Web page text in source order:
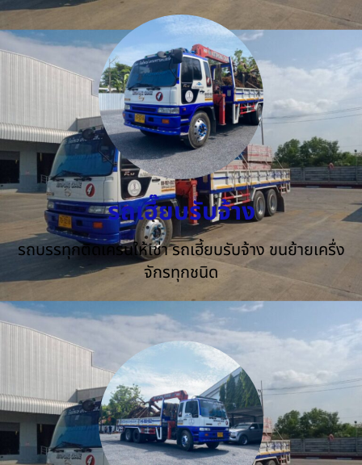
รถเฮี๊ยบรับจ้าง
รถบรรทุกติดเครนให้เช่า รถเฮี้ยบรับจ้าง ขนย้ายเครื่ง
จักรทุกชนิด